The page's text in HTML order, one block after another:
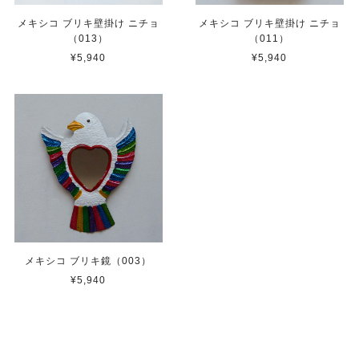
メキシコ ブリキ壁掛け ニチョ
（013）
¥5,940
メキシコ ブリキ壁掛け ニチョ
（011）
¥5,940
メキシコ ブリキ鏡（003）
¥5,940